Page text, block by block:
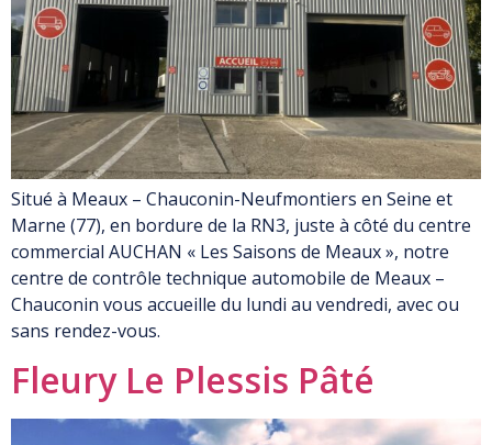
Situé à Meaux – Chauconin-Neufmontiers en Seine et
Marne (77), en bordure de la RN3, juste à côté du centre
commercial AUCHAN « Les Saisons de Meaux », notre
centre de contrôle technique automobile de Meaux –
Chauconin vous accueille du lundi au vendredi, avec ou
sans rendez-vous.
Fleury Le Plessis Pâté